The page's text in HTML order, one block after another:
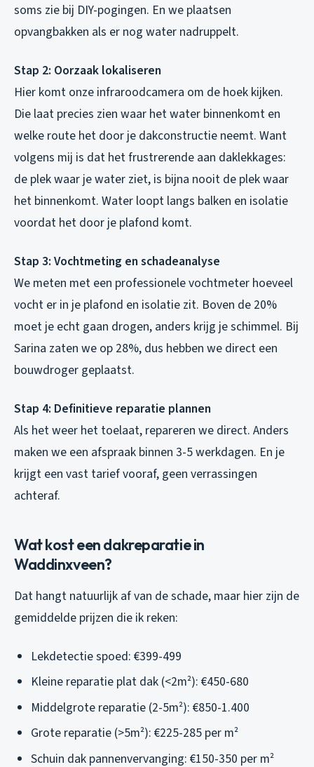
soms zie bij DIY-pogingen. En we plaatsen
opvangbakken als er nog water nadruppelt.
Stap 2: Oorzaak lokaliseren
Hier komt onze infraroodcamera om de hoek kijken.
Die laat precies zien waar het water binnenkomt en
welke route het door je dakconstructie neemt. Want
volgens mij is dat het frustrerende aan daklekkages:
de plek waar je water ziet, is bijna nooit de plek waar
het binnenkomt. Water loopt langs balken en isolatie
voordat het door je plafond komt.
Stap 3: Vochtmeting en schadeanalyse
We meten met een professionele vochtmeter hoeveel
vocht er in je plafond en isolatie zit. Boven de 20%
moet je echt gaan drogen, anders krijg je schimmel. Bij
Sarina zaten we op 28%, dus hebben we direct een
bouwdroger geplaatst.
Stap 4: Definitieve reparatie plannen
Als het weer het toelaat, repareren we direct. Anders
maken we een afspraak binnen 3-5 werkdagen. En je
krijgt een vast tarief vooraf, geen verrassingen
achteraf.
Wat kost een dakreparatie in
Waddinxveen?
Dat hangt natuurlijk af van de schade, maar hier zijn de
gemiddelde prijzen die ik reken:
Lekdetectie spoed: €399-499
Kleine reparatie plat dak (<2m²): €450-680
Middelgrote reparatie (2-5m²): €850-1.400
Grote reparatie (>5m²): €225-285 per m²
Schuin dak pannenvervanging: €150-350 per m²